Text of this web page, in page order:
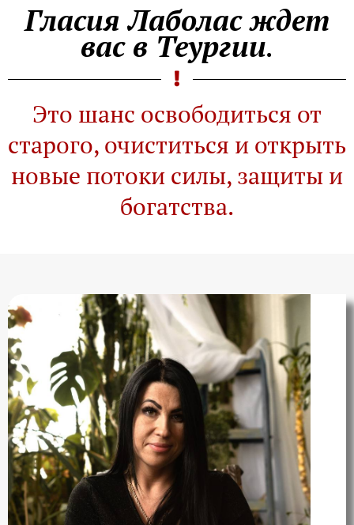
Гласия Лаболас ждет
вас в Теургии.
Это шанс освободиться от
старого, очиститься и открыть
новые потоки силы, защиты и
богатства.